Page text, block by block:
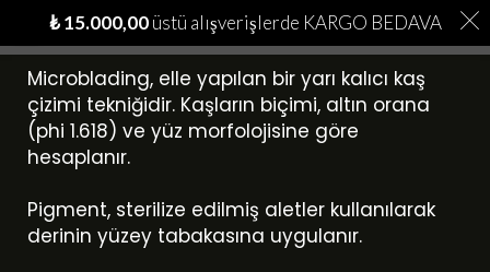
Microblading, elle yapılan bir yarı kalıcı kaş
çizimi tekniğidir. Kaşların biçimi, altın orana
(phi 1.618) ve yüz morfolojisine göre
hesaplanır.
Pigment, sterilize edilmiş aletler kullanılarak
derinin yüzey tabakasına uygulanır.
₺15.000,00üstü alışverişlerde KARGO BEDAVA